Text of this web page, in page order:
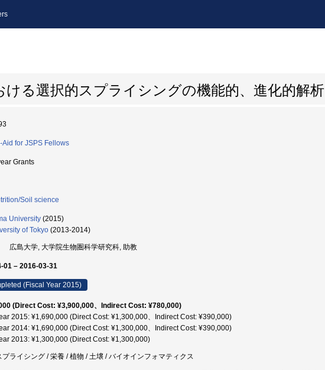
ける選択的スプライシングの機能的、進化的解析
Aid for JSPS Fellows
Grants
Soil science
University (2015)
of Tokyo (2013-2014)
広島大学, 大学院生物圏科学研究科, 助教
01 – 2016-03-31
(Fiscal Year 2015)
(Direct Cost: ¥3,900,000、Indirect Cost: ¥780,000)
2015: ¥1,690,000 (Direct Cost: ¥1,300,000、Indirect Cost: ¥390,000)
2014: ¥1,690,000 (Direct Cost: ¥1,300,000、Indirect Cost: ¥390,000)
2013: ¥1,300,000 (Direct Cost: ¥1,300,000)
プライシング / 栄養 / 植物 / 土壌 / バイオインフォマティクス